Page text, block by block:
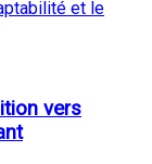
et le
vers